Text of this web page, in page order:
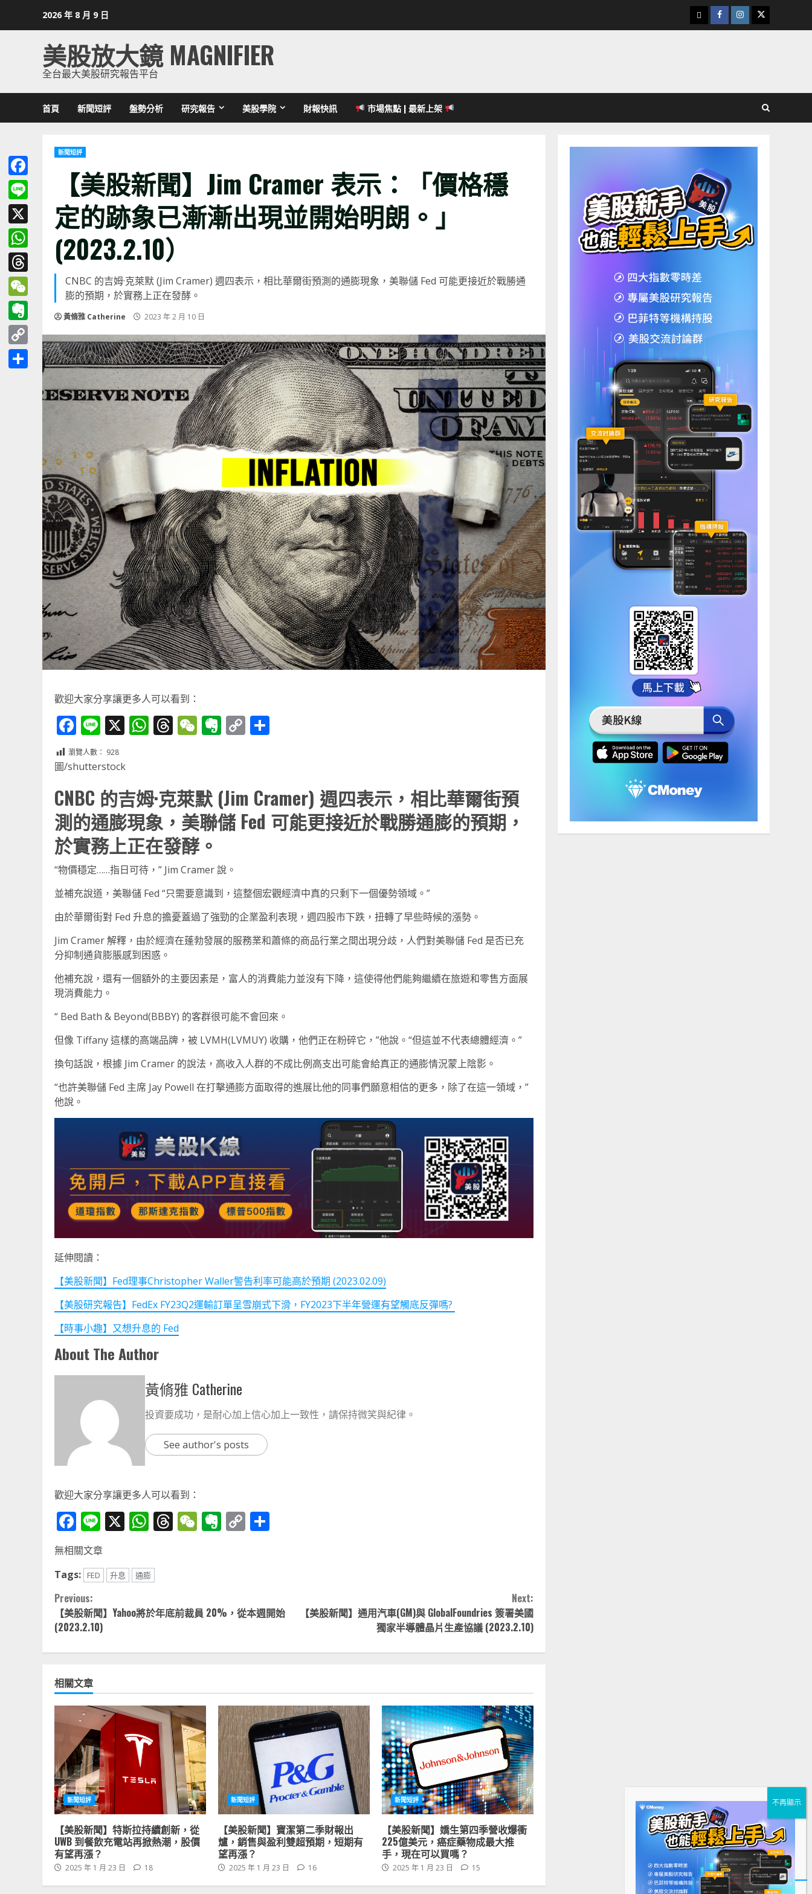
2026 年 8 月 9 日
下
載
Facebook
Instagram
Twitter
美股放大鏡 MAGNIFIER
全台最大美股研究報告平台
首頁 新聞短評 盤勢分析 研究報告 美股學院 財報快訊 市場焦點 | 最新上架
新聞短評
【美股新聞】Jim Cramer 表示：「價格穩
定的跡象已漸漸出現並開始明朗。」
(2023.2.10）
CNBC 的吉姆·克萊默 (Jim Cramer) 週四表示，相比華爾街預測的通膨現象，美聯儲 Fed 可能更接近於戰勝通
膨的預期，於實務上正在發酵。
黃脩雅 Catherine 2023 年 2 月 10 日
歡迎大家分享讓更多人可以看到：
Facebook
Line
X WhatsApp
Threads
WeChat
Evernote
Copy
瀏覽人數： 928
圖/shutterstock
CNBC 的吉姆·克萊默 (Jim Cramer) 週四表示，相比華爾街預
測的通膨現象，美聯儲 Fed 可能更接近於戰勝通膨的預期，
於實務上正在發酵。
“物價穩定……指日可待，” Jim Cramer 說。
並補充說道，美聯儲 Fed “只需要意識到，這整個宏觀經濟中真的只剩下一個優勢領域。”
由於華爾街對 Fed 升息的擔憂蓋過了強勁的企業盈利表現，週四股市下跌，扭轉了早些時候的漲勢。
Jim Cramer 解釋，由於經濟在蓬勃發展的服務業和蕭條的商品行業之間出現分歧，人們對美聯儲 Fed 是否已充
分抑制通貨膨脹感到困惑。
他補充說，還有一個額外的主要因素是，富人的消費能力並沒有下降，這使得他們能夠繼續在旅遊和零售方面展
現消費能力。
“ Bed Bath & Beyond(BBBY) 的客群很可能不會回來。
但像 Tiffany 這樣的高端品牌，被 LVMH(LVMUY) 收購，他們正在粉碎它，”他說。“但這並不代表總體經濟。”
換句話說，根據 Jim Cramer 的說法，高收入人群的不成比例高支出可能會給真正的通膨情況蒙上陰影。
“也許美聯儲 Fed 主席 Jay Powell 在打擊通膨方面取得的進展比他的同事們願意相信的更多，除了在這一領域，”
他說。
延伸閱讀：
【美股新聞】Fed理事Christopher Waller警告利率可能高於預期 (2023.02.09)
【美股研究報告】FedEx FY23Q2運輸訂單呈雪崩式下滑，FY2023下半年營運有望觸底反彈嗎?
【時事小趣】又想升息的 Fed
About The Author
黃脩雅 Catherine
投資要成功，是耐心加上信心加上一致性，請保持微笑與紀律。
See author's posts
歡迎大家分享讓更多人可以看到：
Facebook
Line
X WhatsApp
Threads
WeChat
Evernote
Copy
無相關文章
Tags:
FED 升息 通膨
Continue
Reading
Previous:
【美股新聞】Yahoo將於年底前裁員 20%，從本週開始
(2023.2.10)
Next:
【美股新聞】通用汽車(GM)與 GlobalFoundries 簽署美國
獨家半導體晶片生產協議 (2023.2.10)
相關文章
新聞短評
【美股新聞】特斯拉持續創新，從
UWB 到餐飲充電站再掀熱潮，股價
有望再漲？
2025 年 1 月 23 日 18
新聞短評
【美股新聞】寶潔第二季財報出
爐，銷售與盈利雙超預期，短期有
望再漲？
2025 年 1 月 23 日 16
新聞短評
【美股新聞】嬌生第四季營收爆衝
225億美元，癌症藥物成最大推
手，現在可以買嗎？
2025 年 1 月 23 日 15
Facebook
Line
X
WhatsApp
Threads
WeChat
Evernote
Copy